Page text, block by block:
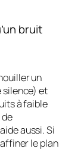
bruit
un
silence) et
à faible
aussi. Si
le plan